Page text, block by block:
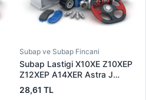
Subap ve Subap Fincani
Subap Lastigi X10XE Z10XEP
Z12XEP A14XER Astra J
Astra H Corsa B Corsa D
Vectra C Astra G Meriva B
28,61 TL